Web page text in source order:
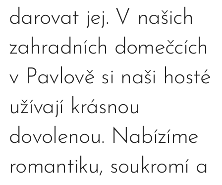
darovat jej. V našich
zahradních domečcích
v Pavlově si naši hosté
užívají krásnou
dovolenou. Nabízíme
romantiku, soukromí a